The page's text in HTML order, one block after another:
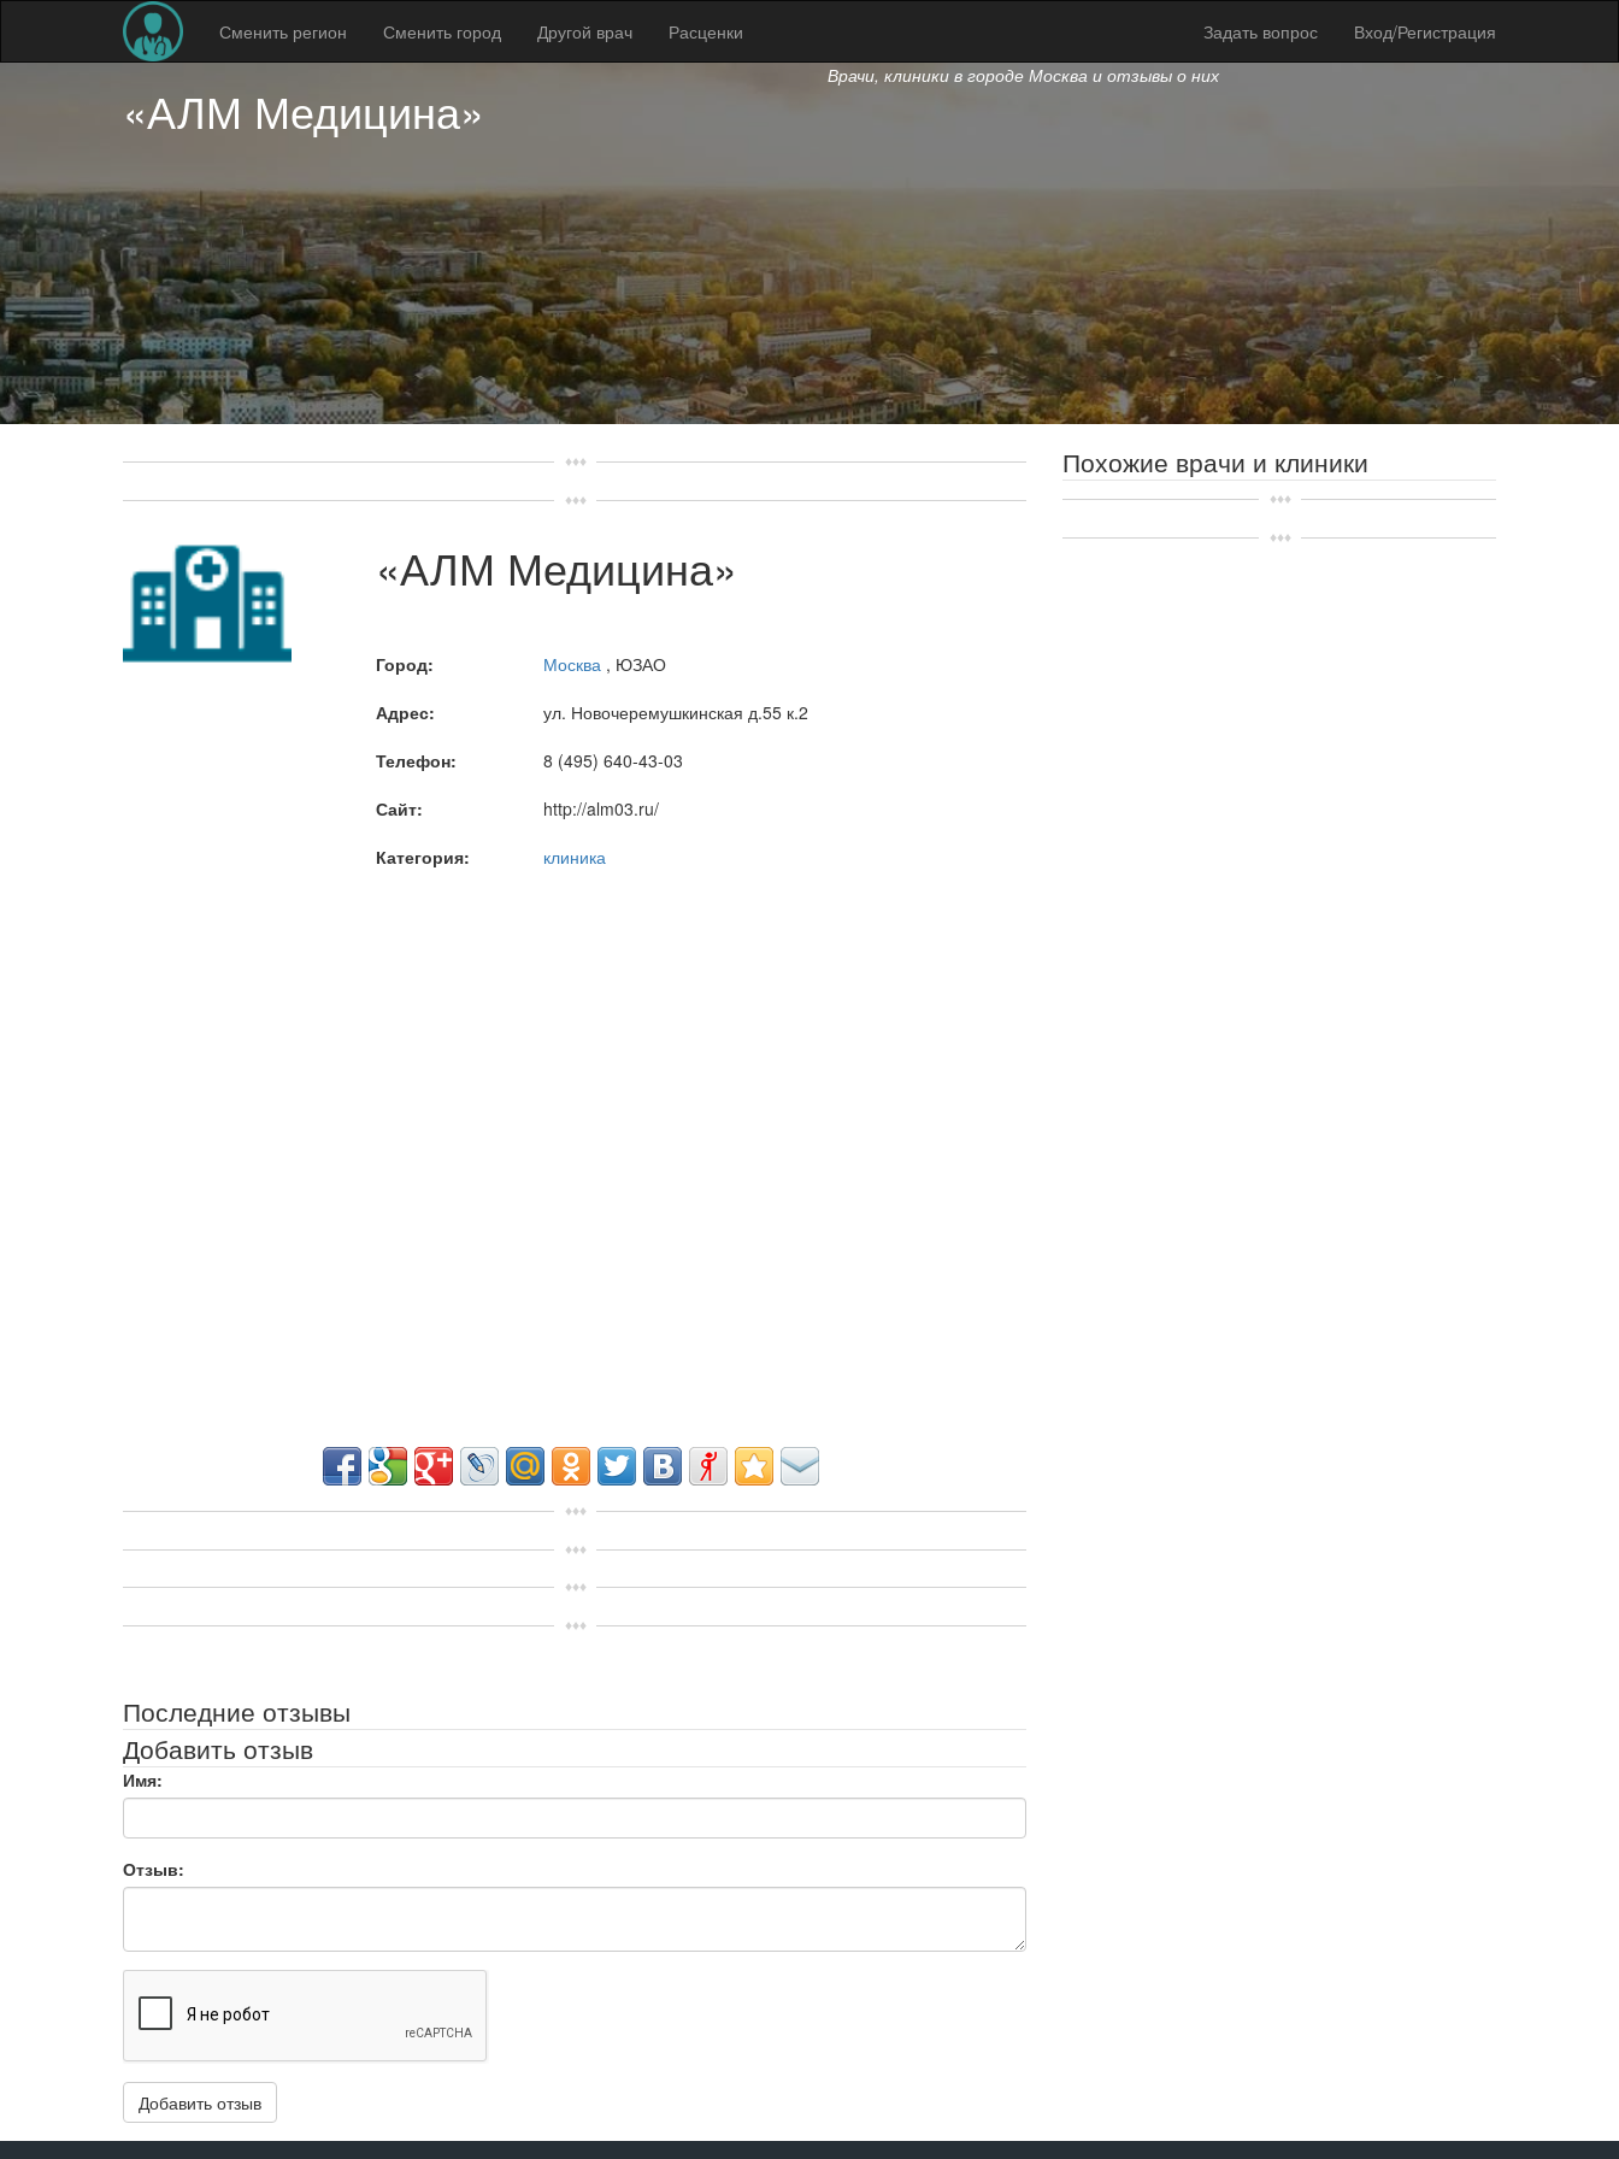
Сменить регион Сменить город Другой врач Расценки Задать вопрос Вход/Регистрация
«АЛМ Медицина»
Врачи, клиники в городе Москва и отзывы о них
«АЛМ Медицина»
Город: Москва, ЮЗАО
Адрес:
ул. Новочеремушкинская д.55 к.2
Телефон:
8 (495) 640-43-03
Сайт:
http://alm03.ru/
Категория:
клиника
Последние отзывы
Добавить отзыв
Имя:
Отзыв:
Похожие врачи и клиники